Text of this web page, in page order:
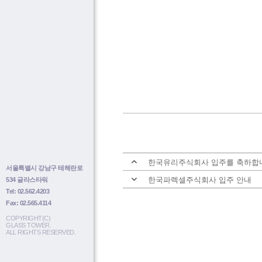
서울특별시 강남구 테헤란로
534 글라스타워
Tel: 02.562.4203
Fax: 02.565.4114
COPYRIGHT(C)
GLASS TOWER.
ALL RIGHTS RESERVED.
한국유리주식회사 입주를 축하합
한국파렉셀주식회사 입주 안내